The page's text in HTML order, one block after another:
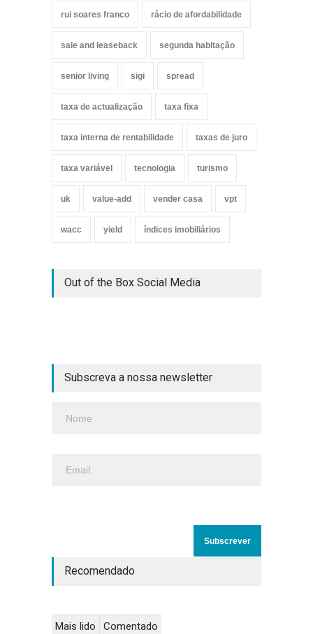
rui soares franco rácio de afordabilidade
sale and leaseback segunda habitação
senior living sigi spread
taxa de actualização taxa fixa
taxa interna de rentabilidade taxas de juro
taxa variável tecnologia turismo
uk value-add vender casa vpt
wacc yield índices imobiliários
Out of the Box Social Media
Subscreva a nossa newsletter
Recomendado
Mais lido Comentado